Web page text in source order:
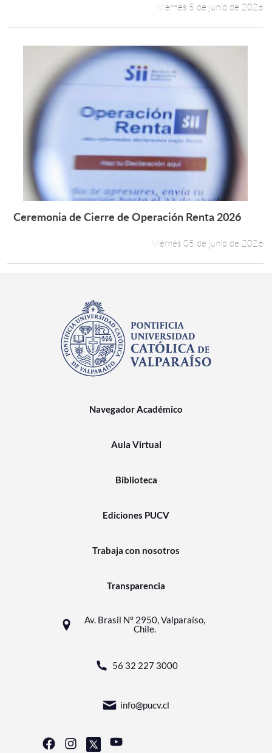
Viernes 5 de junio de 2026
Leer más +
Ceremonia de Cierre de Operación Renta 2026
Viernes 05 de junio de 2026
Navegador Académico
Aula Virtual
Biblioteca
Ediciones PUCV
Trabaja con nosotros
Transparencia
Av. Brasil N° 2950, Valparaíso,
Chile.
56 32 227 3000
info@pucv.cl